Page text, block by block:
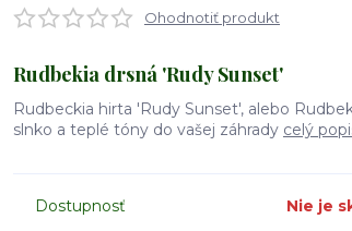
Ohodnotiť produkt
Rudbekia drsná 'Rudy Sunset'
Rudbeckia hirta 'Rudy Sunset', alebo
slnko a teplé tóny do vašej záhrady celý
Dostupnosť Nie je